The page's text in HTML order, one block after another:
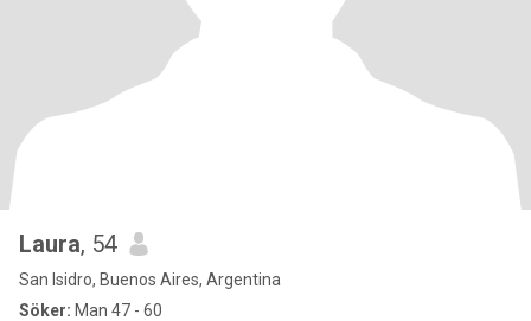
Laura, 54
San Isidro, Buenos Aires, Argentina
Söker: Man 47 - 60